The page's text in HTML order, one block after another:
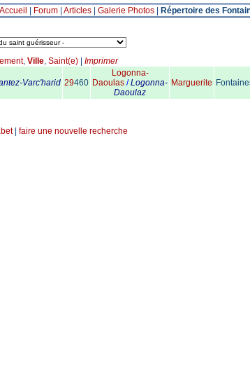
Accueil Forum| Articles| Galerie Photos| Répertoire des
, Ville, Saint(e) Imprimer
Varc'harid 29460
Logonna-
Daoulas /Logonna-
Daoulaz
Marguerite
| faire une nouvelle recherche